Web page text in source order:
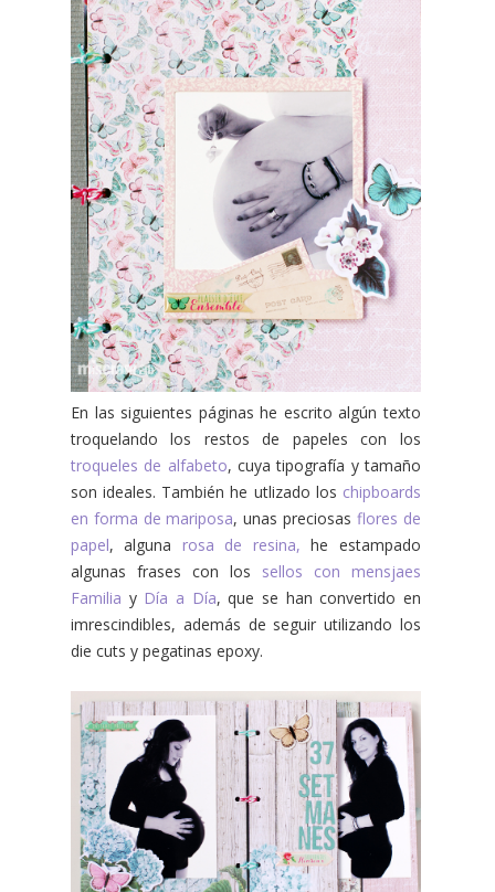
En las siguientes páginas he escrito algún texto
troquelando los restos de papeles con los
troqueles de alfabeto, cuya tipografía y tamaño
son ideales. También he utlizado los chipboards
en forma de mariposa, unas preciosas flores de
papel, alguna rosa de resina, he estampado
algunas frases con los sellos con mensjaes
Familia y Día a Día, que se han convertido en
imrescindibles, además de seguir utilizando los
die cuts y pegatinas epoxy.